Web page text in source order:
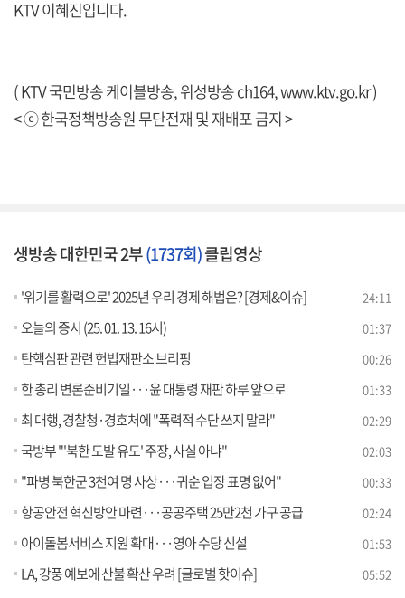
KTV 이혜진입니다.
( KTV 국민방송 케이블방송, 위성방송 ch164,www.ktv.go.kr)
< ⓒ 한국정책방송원 무단전재 및 재배포 금지 >
생방송 대한민국 2부(1737회)클립영상
'위기를 활력으로' 2025년 우리 경제 해법은? [경제&이슈] 24:11
오늘의 증시 (25. 01. 13. 16시) 01:37
탄핵심판 관련 헌법재판소 브리핑 00:26
한 총리 변론준비기일···윤 대통령 재판 하루 앞으로 01:33
최 대행, 경찰청·경호처에 "폭력적 수단 쓰지 말라" 02:29
국방부 "'북한 도발 유도' 주장, 사실 아냐" 02:03
"파병 북한군 3천여 명 사상···귀순 입장 표명 없어" 00:33
항공안전 혁신방안 마련···공공주택 25만2천 가구 공급 02:24
아이돌봄서비스 지원 확대···영아 수당 신설 01:53
LA, 강풍 예보에 산불 확산 우려 [글로벌 핫이슈] 05:52